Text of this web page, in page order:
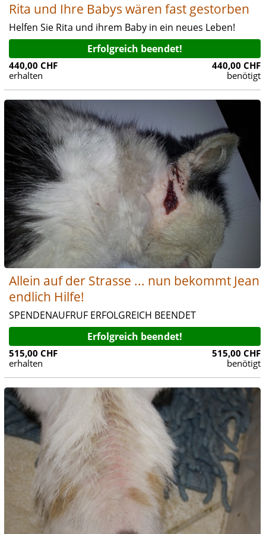
Rita und Ihre Babys wären fast gestorben
Helfen Sie Rita und ihrem Baby in ein neues Leben!
Erfolgreich beendet!
440,00 CHF
erhalten
440,00 CHF
benötigt
Allein auf der Strasse ... nun bekommt Jean
endlich Hilfe!
SPENDENAUFRUF ERFOLGREICH BEENDET
Erfolgreich beendet!
515,00 CHF
erhalten
515,00 CHF
benötigt